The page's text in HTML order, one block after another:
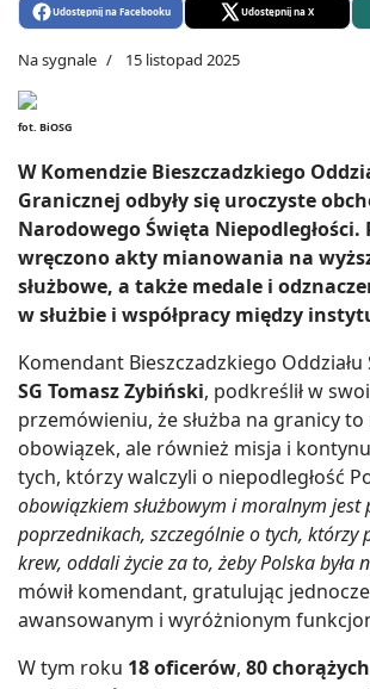
Udostępnij na Facebooku Udostępnij na X
Na sygnale 15 listopad 2025
fot. BiOSG
W Komendzie Bieszczadzkiego
Granicznej odbyły się uroczyste
Narodowego Święta Niepodległości.
wręczono akty mianowania na
służbowe, a także medale i
w służbie i współpracy między
Komendant Bieszczadzkiego Oddziału
SG Tomasz Zybiński, podkreślił w
przemówieniu, że służba na granicy
obowiązek, ale również misja i
tych, którzy walczyli o niepodległość
obowiązkiem służbowym i moralnym jest
poprzednikach, szczególnie o tych, którzy
krew, oddali życie za to, żeby Polska była
mówił komendant, gratulując
awansowanym i wyróżnionym
W tym roku 18 oficerów, 80 chorążych